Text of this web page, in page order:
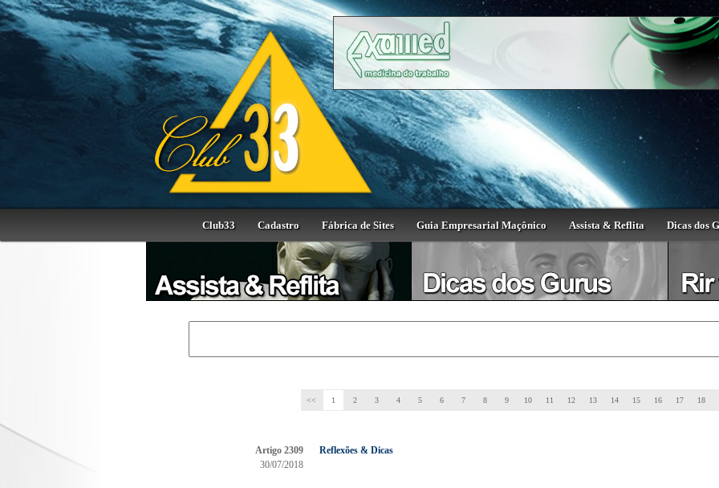
Club33 Cadastro Fábrica de Sites Guia Empresarial Maçônico Assista & Reflita Dicas dos
<< 1 2 3 4 5 6 7 8 9 10 11 12 13 14 15 16 17 18
Artigo 2309
30/07/2018
Reflexões & Dicas